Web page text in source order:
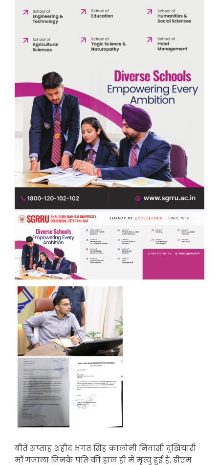
बीते सप्ताह शहीद भगत सिंह कालोनी निवासी दुखियारी
मॉ गजाला जिनके पति की हाल ही में मृत्यु हुई है, डीएम